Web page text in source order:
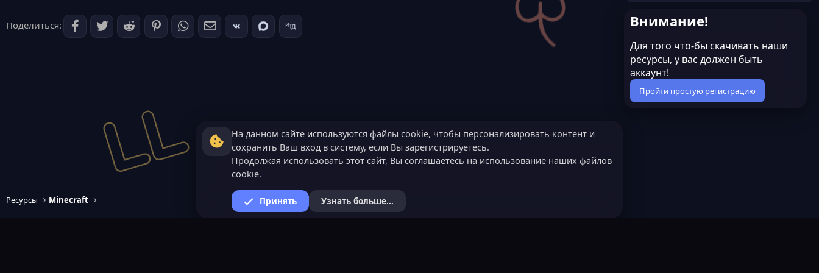
Поделиться:
Ресурсы Minecraft
Внимание!
Для того что-бы скачивать наши
ресурсы, у вас должен быть
аккаунт!
Пройти простую регистрацию
На данном сайте используются файлы cookie, чтобы персонализировать контент и
сохранить Ваш вход в систему, если Вы зарегистрируетесь.
Продолжая использовать этот сайт, Вы соглашаетесь на использование наших файлов
cookie.
Принять Узнать больше...